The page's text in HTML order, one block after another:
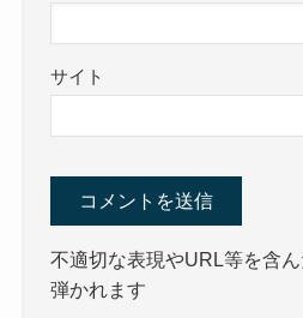
サイト
不適切な表現やURL等を含
弾かれます